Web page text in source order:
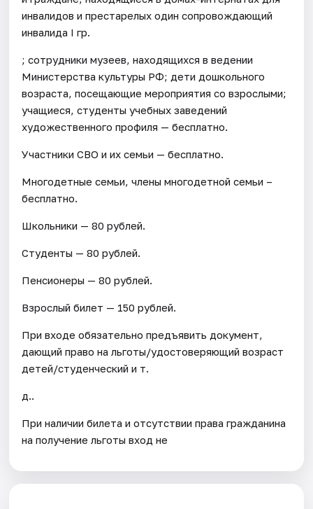
инвалидов и престарелых один сопровождающий
инвалида I гр.
; сотрудники музеев, находящихся в ведении
Министерства культуры РФ; дети дошкольного
возраста, посещающие мероприятия со взрослыми;
учащиеся, студенты учебных заведений
художественного профиля — бесплатно.
Участники СВО и их семьи — бесплатно.
Многодетные семьи, члены многодетной семьи –
бесплатно.
Школьники — 80 рублей.
Студенты — 80 рублей.
Пенсионеры — 80 рублей.
Взрослый билет — 150 рублей.
При входе обязательно предъявить документ,
дающий право на льготы/удостоверяющий возраст
детей/студенческий и т.
д..
При наличии билета и отсутствии права гражданина
на получение льготы вход не